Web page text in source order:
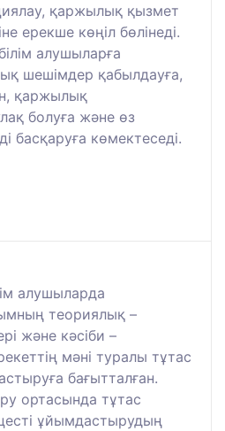
қаржылық қызмет
ерекше көңіл бөлінеді.
алушыларға
шешімдер қабылдауға,
қаржылық
болуға және өз
басқаруға көмектеседі.
алушыларда
теориялық –
және кәсіби –
мәні туралы тұтас
бағытталған.
ортасында тұтас
ұйымдастырудың